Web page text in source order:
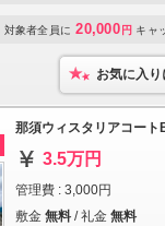
対象者全員に 20,000 円 キャ
お気に入り
那須ウィスタリアコート
3.5万円
管理費 : 3,000円
敷金 無料 / 礼金 無料